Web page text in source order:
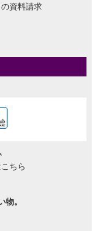
資料請求
ちら
。